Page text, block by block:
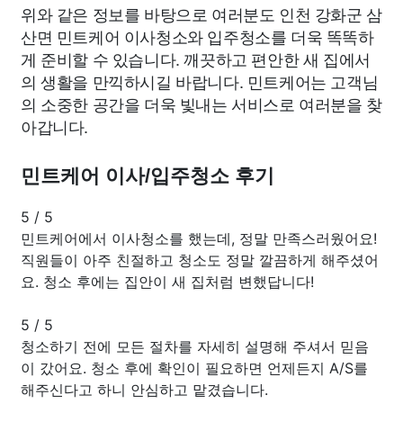
위와 같은 정보를 바탕으로 여러분도 인천 강화군 삼
산면 민트케어 이사청소와 입주청소를 더욱 똑똑하
게 준비할 수 있습니다. 깨끗하고 편안한 새 집에서
의 생활을 만끽하시길 바랍니다. 민트케어는 고객님
의 소중한 공간을 더욱 빛내는 서비스로 여러분을 찾
아갑니다.
민트케어 이사/입주청소 후기
5 / 5
민트케어에서 이사청소를 했는데, 정말 만족스러웠어요!
직원들이 아주 친절하고 청소도 정말 깔끔하게 해주셨어
요. 청소 후에는 집안이 새 집처럼 변했답니다!
5 / 5
청소하기 전에 모든 절차를 자세히 설명해 주셔서 믿음
이 갔어요. 청소 후에 확인이 필요하면 언제든지 A/S를
해주신다고 하니 안심하고 맡겼습니다.